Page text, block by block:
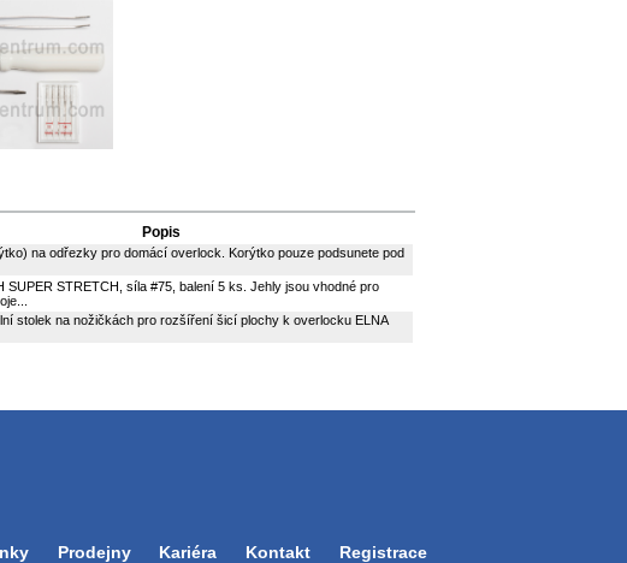
Popis
na odřezky pro domácí overlock. Korýtko pouze podsunete pod
SUPER STRETCH, síla #75, balení 5 ks. Jehly jsou vhodné pro
stolek na nožičkách pro rozšíření šicí plochy k overlocku ELNA
Prodejny Kariéra Kontakt Registrace